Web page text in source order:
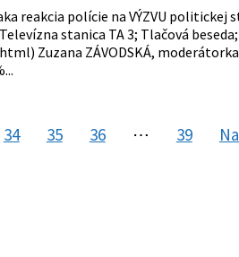
reakcia polície na VÝZVU politickej
stanica TA 3; Tlačová beseda;
Zuzana ZÁVODSKÁ,
34 35 36 ⋯ 39